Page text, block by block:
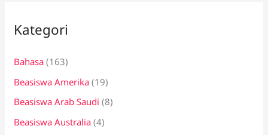
u
t
u
k
:
Kategori
Bahasa (163)
Beasiswa Amerika (19)
Beasiswa Arab Saudi (8)
Beasiswa Australia (4)